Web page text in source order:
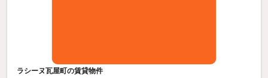
ラシーヌ瓦屋町の賃貸物件